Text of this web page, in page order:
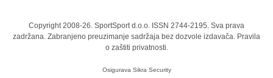
Copyright 2008-26. SportSport d.o.o. ISSN 2744-2195. Sva prava
zadržana. Zabranjeno preuzimanje sadržaja bez dozvole izdavača. Pravila
o zaštiti privatnosti.
Osigurava Sikra Security